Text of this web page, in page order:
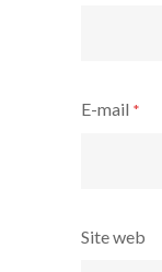
E-mail *
Site web